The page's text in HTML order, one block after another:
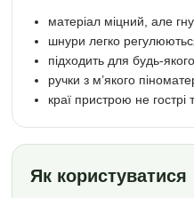
матеріал міцний, але
шнури легко
підходить для будь-
ручки з м’якого
краї пристрою не гострі
Як користуватися